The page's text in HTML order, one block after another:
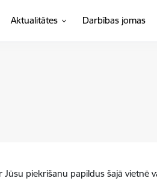
Aktualitātes Darbības jomas
piekrišanu papildus šajā vietnē